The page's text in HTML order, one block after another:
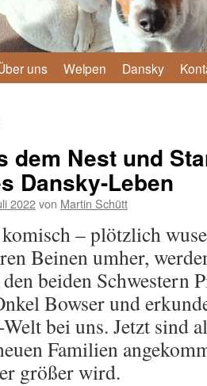
uns Welpen Dansky
dem Nest und
Dansky-Leben
2022von Martin Schütt
– plötzlich
Beinen umher,
beiden Schwestern
Bowser und
bei uns. Jetzt sind
Familien
größer wird.